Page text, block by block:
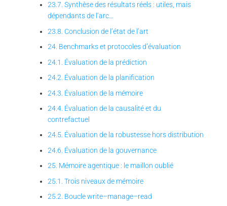
23.7. Synthèse des résultats réels : utiles, mais
dépendants de l’arc…
23.8. Conclusion de l’état de l’art
24. Benchmarks et protocoles d’évaluation
24.1. Évaluation de la prédiction
24.2. Évaluation de la planification
24.3. Évaluation de la mémoire
24.4. Évaluation de la causalité et du
contrefactuel
24.5. Évaluation de la robustesse hors distribution
24.6. Évaluation de la gouvernance
25. Mémoire agentique : le maillon oublié
25.1. Trois niveaux de mémoire
25.2. Boucle write–manage–read